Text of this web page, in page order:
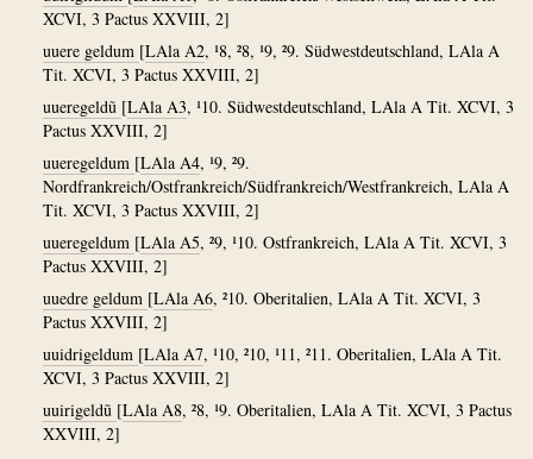
XCVI, 3 Pactus XXVIII, 2]
uuere geldum [LAla A2, ¹8, ²8, ¹9, ²9. Südwestdeutschland, LAla A
Tit. XCVI, 3 Pactus XXVIII, 2]
uueregeldũ [LAla A3, ¹10. Südwestdeutschland, LAla A Tit. XCVI, 3
Pactus XXVIII, 2]
uueregeldum [LAla A4, ¹9, ²9.
Nordfrankreich/Ostfrankreich/Südfrankreich/Westfrankreich, LAla A
Tit. XCVI, 3 Pactus XXVIII, 2]
uueregeldum [LAla A5, ²9, ¹10. Ostfrankreich, LAla A Tit. XCVI, 3
Pactus XXVIII, 2]
uuedre geldum [LAla A6, ²10. Oberitalien, LAla A Tit. XCVI, 3
Pactus XXVIII, 2]
uuidrigeldum [LAla A7, ¹10, ²10, ¹11, ²11. Oberitalien, LAla A Tit.
XCVI, 3 Pactus XXVIII, 2]
uuirigeldũ [LAla A8, ²8, ¹9. Oberitalien, LAla A Tit. XCVI, 3 Pactus
XXVIII, 2]